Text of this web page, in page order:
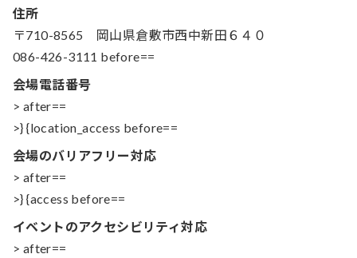
住所
〒710-8565 岡山県倉敷市西中新田６４０
086-426-3111 before==
会場電話番号
> after==
>} {location_access before==
会場のバリアフリー対応
> after==
>} {access before==
イベントのアクセシビリティ対応
> after==